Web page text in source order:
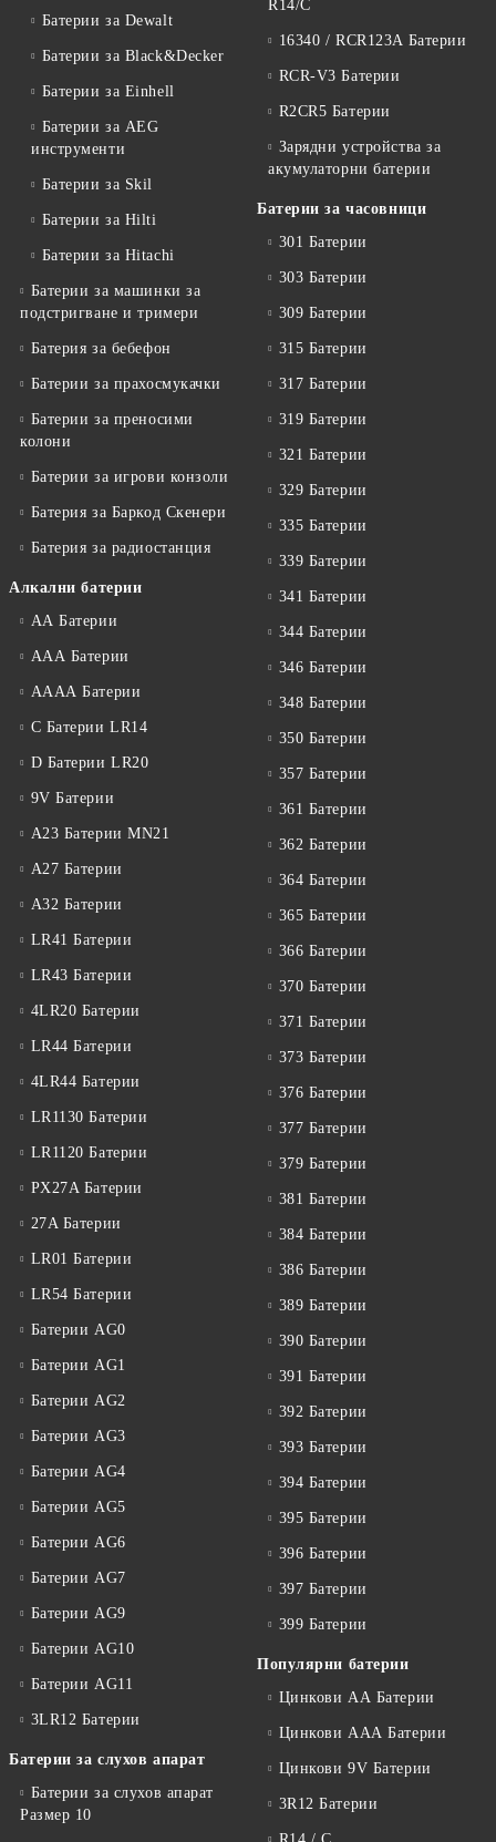
Батерии за Dewalt
Батерии за Black&Decker
Батерии за Einhell
Батерии за AEG
инструменти
Батерии за Skil
Батерии за Hilti
Батерии за Hitachi
Батерии за машинки за
подстригване и тримери
Батерия за бебефон
Батерии за прахосмукачки
Батерии за преносими
колони
Батерии за игрови конзоли
Батерия за Баркод Скенери
Батерия за радиостанция
Алкални батерии
АА Батерии
ААА Батерии
АААА Батерии
C Батерии LR14
D Батерии LR20
9V Батерии
A23 Батерии MN21
A27 Батерии
A32 Батерии
LR41 Батерии
LR43 Батерии
4LR20 Батерии
LR44 Батерии
4LR44 Батерии
LR1130 Батерии
LR1120 Батерии
PX27A Батерии
27A Батерии
LR01 Батерии
LR54 Батерии
Батерии AG0
Батерии AG1
Батерии AG2
Батерии AG3
Батерии AG4
Батерии AG5
Батерии AG6
Батерии AG7
Батерии AG9
Батерии AG10
Батерии AG11
3LR12 Батерии
Батерии за слухов апарат
Батерии за слухов апарат
Размер 10
R14/C
16340 / RCR123A Батерии
RCR-V3 Батерии
R2CR5 Батерии
Зарядни устройства за
акумулаторни батерии
Батерии за часовници
301 Батерии
303 Батерии
309 Батерии
315 Батерии
317 Батерии
319 Батерии
321 Батерии
329 Батерии
335 Батерии
339 Батерии
341 Батерии
344 Батерии
346 Батерии
348 Батерии
350 Батерии
357 Батерии
361 Батерии
362 Батерии
364 Батерии
365 Батерии
366 Батерии
370 Батерии
371 Батерии
373 Батерии
376 Батерии
377 Батерии
379 Батерии
381 Батерии
384 Батерии
386 Батерии
389 Батерии
390 Батерии
391 Батерии
392 Батерии
393 Батерии
394 Батерии
395 Батерии
396 Батерии
397 Батерии
399 Батерии
Популярни батерии
Цинкови АА Батерии
Цинкови ААА Батерии
Цинкови 9V Батерии
3R12 Батерии